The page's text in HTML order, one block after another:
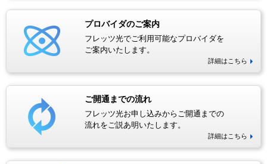
プロバイダのご案内
フレッツ光でご利用可能なプロバイダを
ご案内いたします。
詳細はこちら
ご開通までの流れ
フレッツ光お申し込みからご開通までの
流れをご説あ明いたします。
詳細はこちら